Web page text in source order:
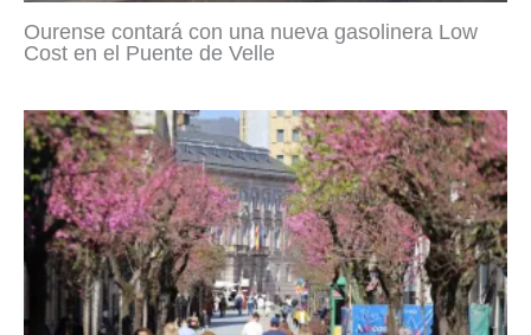
Ourense contará con una nueva gasolinera Low
Cost en el Puente de Velle